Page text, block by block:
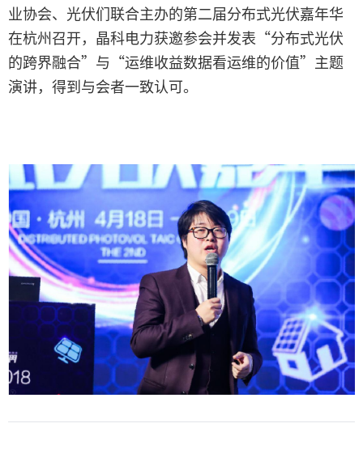
业协会、光伏们联合主办的第二届分布式光伏嘉年华
在杭州召开，晶科电力获邀参会并发表“分布式光伏
的跨界融合”与“运维收益数据看运维的价值”主题
演讲，得到与会者一致认可。